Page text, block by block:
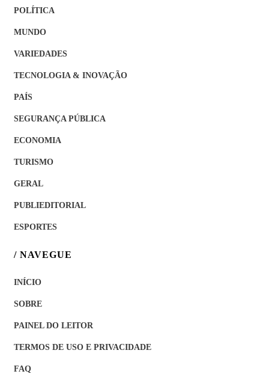
POLÍTICA
MUNDO
VARIEDADES
TECNOLOGIA & INOVAÇÃO
PAÍS
SEGURANÇA PÚBLICA
ECONOMIA
TURISMO
GERAL
PUBLIEDITORIAL
ESPORTES
/ NAVEGUE
INÍCIO
SOBRE
PAINEL DO LEITOR
TERMOS DE USO E PRIVACIDADE
FAQ